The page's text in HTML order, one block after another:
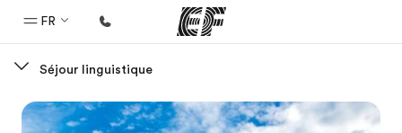
FR
Bienvenue chez EF
Séjour linguistique